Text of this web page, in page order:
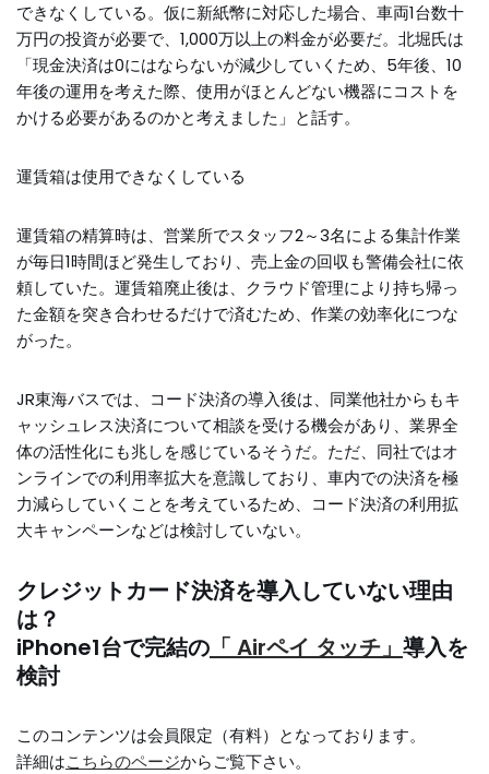
できなくしている。仮に新紙幣に対応した場合、車両1台数十
万円の投資が必要で、1,000万以上の料金が必要だ。北堀氏は
「現金決済は0にはならないが減少していくため、5年後、10
年後の運用を考えた際、使用がほとんどない機器にコストを
かける必要があるのかと考えました」と話す。
運賃箱は使用できなくしている
運賃箱の精算時は、営業所でスタッフ2～3名による集計作業
が毎日1時間ほど発生しており、売上金の回収も警備会社に依
頼していた。運賃箱廃止後は、クラウド管理により持ち帰っ
た金額を突き合わせるだけで済むため、作業の効率化につな
がった。
JR東海バスでは、コード決済の導入後は、同業他社からもキ
ャッシュレス決済について相談を受ける機会があり、業界全
体の活性化にも兆しを感じているそうだ。ただ、同社ではオ
ンラインでの利用率拡大を意識しており、車内での決済を極
力減らしていくことを考えているため、コード決済の利用拡
大キャンペーンなどは検討していない。
クレジットカード決済を導入していない理由
は？
iPhone1台で完結の 「 Airペイ タッチ」 導入を
検討
このコンテンツは会員限定（有料）となっております。
詳細はこちらのページからご覧下さい。